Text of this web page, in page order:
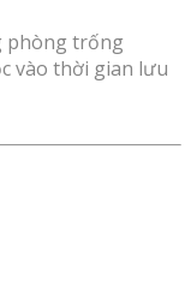
phòng trống
vào thời gian lưu